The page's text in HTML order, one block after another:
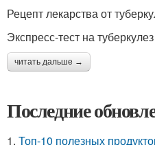
Рецепт лекарства от
Экспресс-тест на туберкулез
читать дальше →
Последние
1. Топ-10 полезных